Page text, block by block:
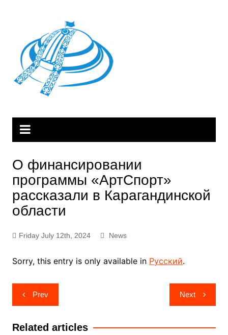
О финансировании
программы «АртСпорт»
рассказали в Карагандинской
области
Friday July 12th, 2024 News
Sorry, this entry is only available in Русский.
Post
navigation
Prev Next
Related articles